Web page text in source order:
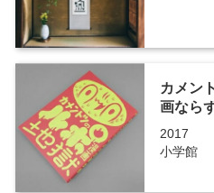
カメン
画なら
2017
小学館